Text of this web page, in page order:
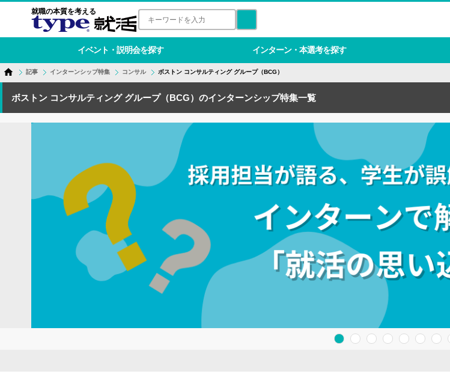
就職の本質を考える
イベント・説明会を探す インターン・本選考を探す
記事 インターンシップ特集 コンサル ボストン コンサルティング グループ（BCG）
ボストン コンサルティング グループ（BCG）のインターンシップ特集一覧